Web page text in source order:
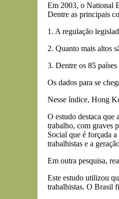
Em 2003, o National
Dentre as principais
1. A regulação
2. Quanto mais altos
3. Dentre os 85
Os dados para se
Nesse índice, Hong
O estudo destaca que
trabalho, com graves
Social que é forçada
trabalhistas e a
Em outra pesquisa,
Este estudo utilizou
trabalhistas. O Brasil